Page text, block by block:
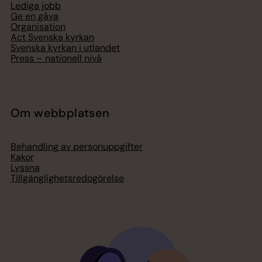
Lediga jobb
Ge en gåva
Organisation
Act Svenska kyrkan
Svenska kyrkan i utlandet
Press – nationell nivå
Om webbplatsen
Behandling av personuppgifter
Kakor
Lyssna
Tillgänglighetsredogörelse